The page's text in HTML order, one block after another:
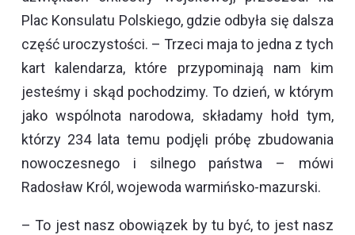
Plac Konsulatu Polskiego, gdzie odbyła się dalsza
część uroczystości. – Trzeci maja to jedna z tych
kart kalendarza, które przypominają nam kim
jesteśmy i skąd pochodzimy. To dzień, w którym
jako wspólnota narodowa, składamy hołd tym,
którzy 234 lata temu podjęli próbę zbudowania
nowoczesnego i silnego państwa – mówi
Radosław Król, wojewoda warmińsko-mazurski.
– To jest nasz obowiązek by tu być, to jest nasz